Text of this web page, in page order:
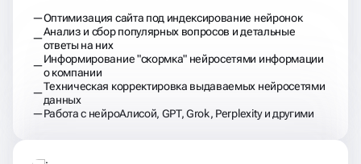
Оптимизация сайта под индексирование нейронок
Анализ и сбор популярных вопросов и детальные
ответы на них
Информирование "скормка" нейросетями информации
о компании
Техническая корректировка выдаваемых нейросетями
данных
Работа с нейроАлисой, GPT, Grok, Perplexity и другими